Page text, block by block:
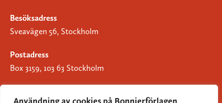
Användning av cookies på Bonnierförlagen
Besöksadress
Sveavägen 56, Stockholm
Postadress
Box 3159, 103 63 Stockholm